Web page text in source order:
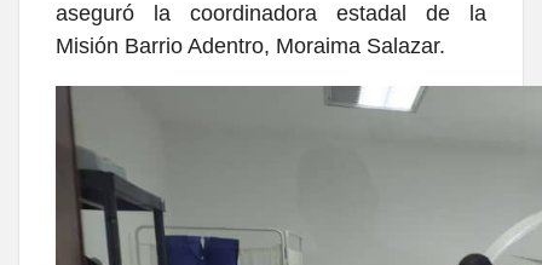
aseguró la coordinadora estadal de la
Misión Barrio Adentro, Moraima Salazar.